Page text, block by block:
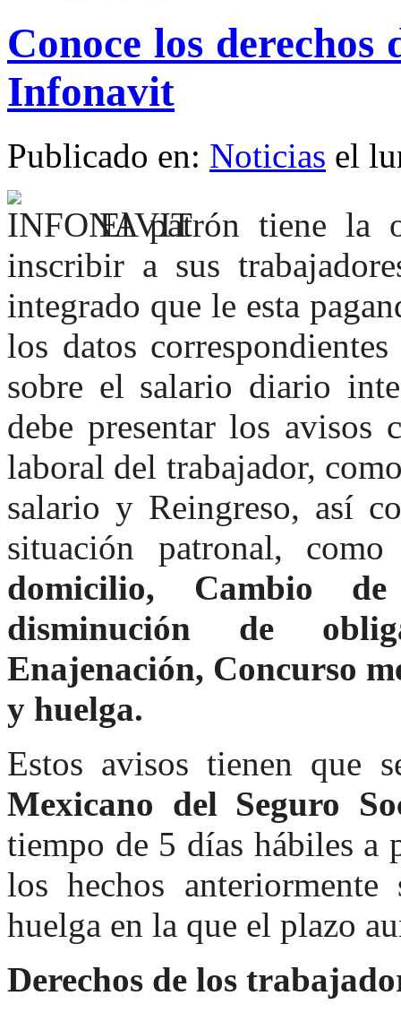
Conoce los
Infonavit
Publicado en: Noticias el
El patrón tiene la
inscribir a sus
integrado que le esta
los datos
sobre el salario diario
debe presentar los avisos
laboral del trabajador,
salario y Reingreso, así
situación patronal,
domicilio, Cambio
disminución de
Enajenación, Concurso
y huelga.
Estos avisos tienen que
Mexicano del Seguro
tiempo de 5 días hábiles a
los hechos
huelga en la que el plazo
Derechos de los